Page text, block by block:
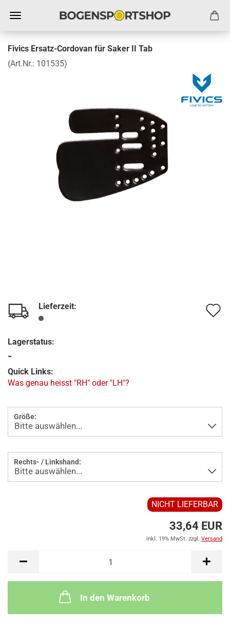
Fivics Ersatz-Cordovan für Saker II Tab
(Art.Nr.: 101535)
Lieferzeit:
Lagerstatus:
-
Quick Links:
Was genau heisst "RH" oder "LH"?
Größe:
Rechts- / Linkshand:
NICHT LIEFERBAR
33,64 EUR
inkl. 19% MwSt. zzgl. Versand
In den Warenkorb